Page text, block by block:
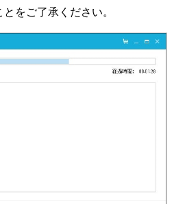
をご了承ください。